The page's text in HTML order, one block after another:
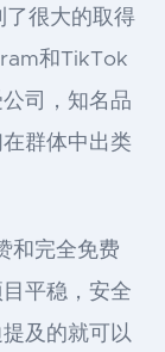
了很大的取得
和TikTok
司，知名品
群体中出类
和完全免费
平稳，安全
及的就可以